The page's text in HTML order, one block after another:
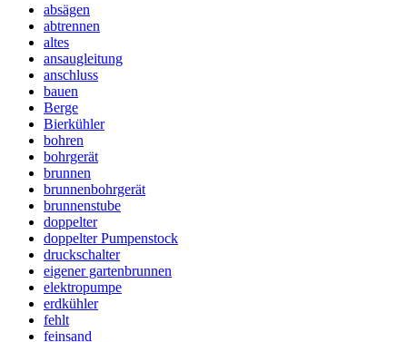
absägen
abtrennen
altes
ansaugleitung
anschluss
bauen
Berge
Bierkühler
bohren
bohrgerät
brunnen
brunnenbohrgerät
brunnenstube
doppelter
doppelter Pumpenstock
druckschalter
eigener gartenbrunnen
elektropumpe
erdkühler
fehlt
feinsand